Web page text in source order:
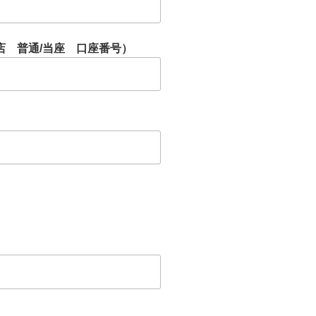
普通/当座 口座番号）